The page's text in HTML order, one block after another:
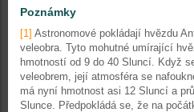
Poznámky
[1] Astronomové pokládají hvězdu
veleobra. Tyto mohutné umírající
hmotností od 9 do 40 Sluncí. Když
veleobrem, její atmosféra se
má nyní hmotnost asi 12 Sluncí a
Slunce. Předpokládá se, že na